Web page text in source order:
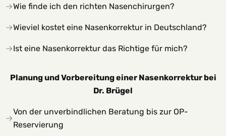
Wie finde ich den richten Nasenchirurgen?
Wieviel kostet eine Nasenkorrektur in Deutschland?
Ist eine Nasenkorrektur das Richtige für mich?
Planung und Vorbereitung einer Nasenkorrektur bei
Dr. Brügel
Von der unverbindlichen Beratung bis zur OP-
Reservierung